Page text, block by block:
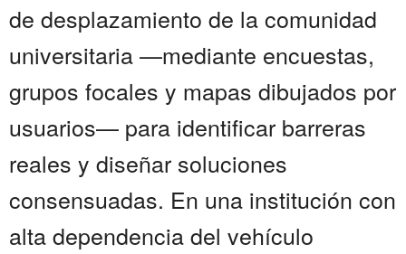
de desplazamiento de la comunidad
universitaria —mediante encuestas,
grupos focales y mapas dibujados por
usuarios— para identificar barreras
reales y diseñar soluciones
consensuadas. En una institución con
alta dependencia del vehículo